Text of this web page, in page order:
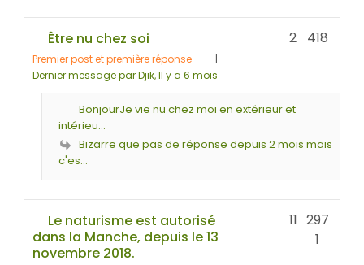
Être nu chez soi
Premier post et première réponse
|
Dernier message par Djik, Il y a 6 mois
418
2
BonjourJe vie nu chez moi en extérieur et
intérieu...
Bizarre que pas de réponse depuis 2 mois mais
c'es...
Le naturisme est autorisé
dans la Manche, depuis le 13
novembre 2018.
297
1
11